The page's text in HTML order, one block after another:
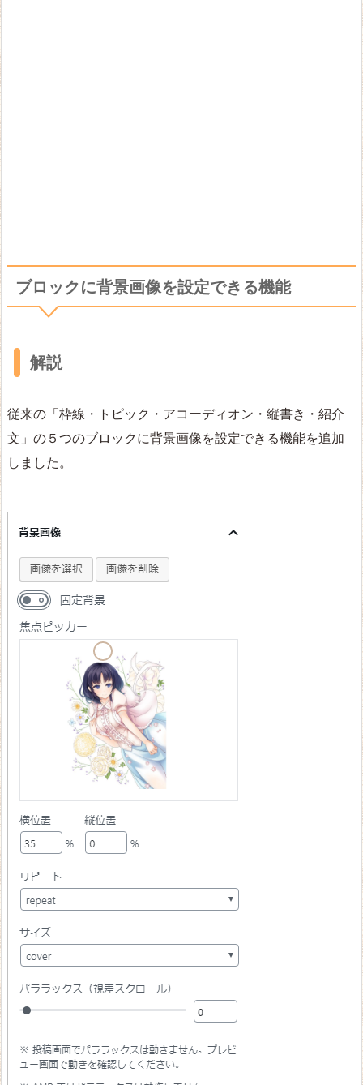
ブロックに背景画像を設定できる機能
解説
従来の「枠線・トピック・アコーディオン・縦書き・紹介
文」の５つのブロックに背景画像を設定できる機能を追加
しました。